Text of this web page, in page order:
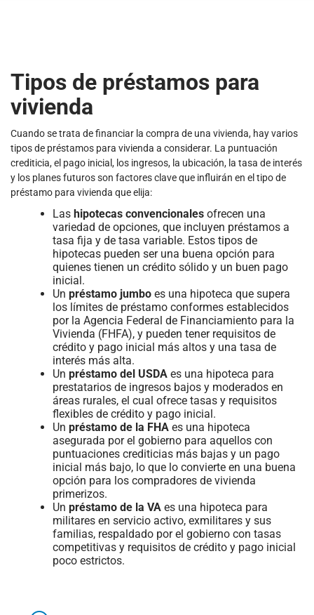
Tipos de préstamos para
vivienda
Cuando se trata de financiar la compra de una vivienda, hay varios
tipos de préstamos para vivienda a considerar. La puntuación
crediticia, el pago inicial, los ingresos, la ubicación, la tasa de interés
y los planes futuros son factores clave que influirán en el tipo de
préstamo para vivienda que elija:
Las hipotecas convencionales ofrecen una
variedad de opciones, que incluyen préstamos a
tasa fija y de tasa variable. Estos tipos de
hipotecas pueden ser una buena opción para
quienes tienen un crédito sólido y un buen pago
inicial.
Un préstamo jumbo es una hipoteca que supera
los límites de préstamo conformes establecidos
por la Agencia Federal de Financiamiento para la
Vivienda (FHFA), y pueden tener requisitos de
crédito y pago inicial más altos y una tasa de
interés más alta.
Un préstamo del USDA es una hipoteca para
prestatarios de ingresos bajos y moderados en
áreas rurales, el cual ofrece tasas y requisitos
flexibles de crédito y pago inicial.
Un préstamo de la FHA es una hipoteca
asegurada por el gobierno para aquellos con
puntuaciones crediticias más bajas y un pago
inicial más bajo, lo que lo convierte en una buena
opción para los compradores de vivienda
primerizos.
Un préstamo de la VA es una hipoteca para
militares en servicio activo, exmilitares y sus
familias, respaldado por el gobierno con tasas
competitivas y requisitos de crédito y pago inicial
poco estrictos.